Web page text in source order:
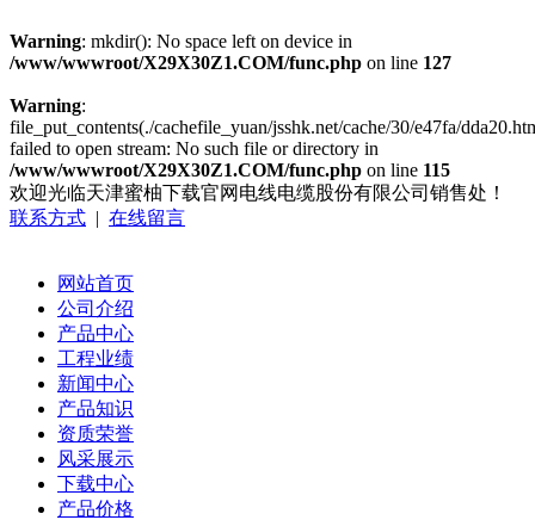
Warning: mkdir(): No space left on device in
/www/wwwroot/X29X30Z1.COM/func.php on line 127
Warning:
file_put_contents(./cachefile_yuan/jsshk.net/cache/30/e47fa/
failed to open stream: No such file or directory in
/www/wwwroot/X29X30Z1.COM/func.php on line 115
欢迎光临天津蜜柚下载官网电线电缆股份有限公司销售处！
联系方式 | 在线留言
网站首页
公司介绍
产品中心
工程业绩
新闻中心
产品知识
资质荣誉
风采展示
下载中心
产品价格